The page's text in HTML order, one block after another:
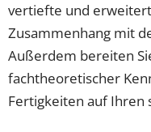
vertiefte und
Zusammenhang mit
Außerdem bereiten
fachtheoretischer
Fertigkeiten auf Ihren